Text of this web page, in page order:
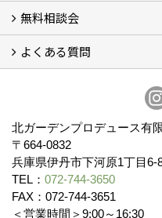
会社概要
スタッフ紹介 (11)
ブログ
コラム
アクセス
求人募集
無料相談会
無料相談会
よくある質問
アフターサービス・アフ
北ガーデンプロデュース有
〒664-0832
兵庫県伊丹市下河原1丁目
TEL： 072-744-3650
FAX：072-744-3651
＜営業時間＞9:00～16:30